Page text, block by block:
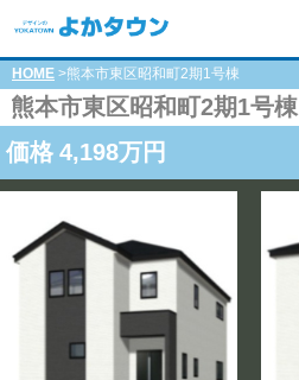
HOME >熊本市東区昭和町2期1号棟
熊本市東区昭和町2期1号棟
価格 4,198万円